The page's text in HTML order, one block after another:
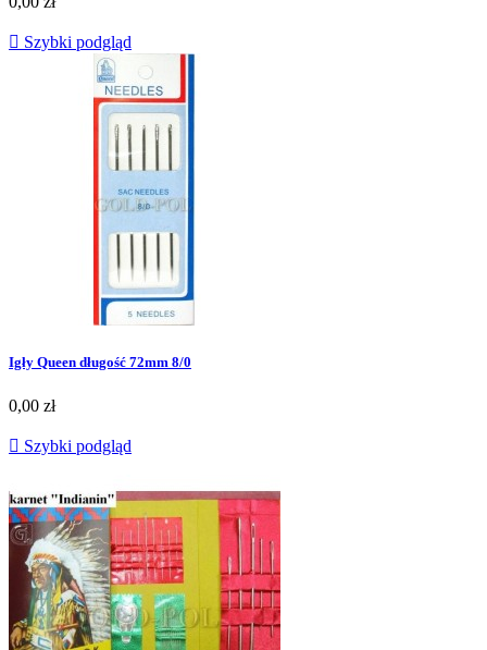
 Szybki podgląd
Igły Queen długość 72mm 8/0
0,00 zł
 Szybki podgląd